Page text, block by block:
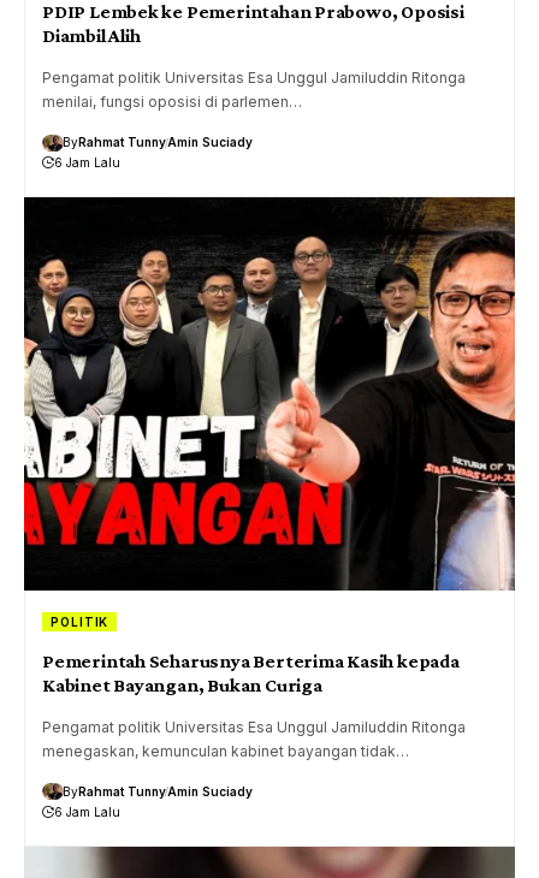
PDIP Lembek ke Pemerintahan Prabowo, Oposisi
Diambil Alih
Pengamat politik Universitas Esa Unggul Jamiluddin Ritonga
menilai, fungsi oposisi di parlemen…
ByRahmat TunnyAmin Suciady
6 Jam Lalu
POLITIK
Pemerintah Seharusnya Berterima Kasih kepada
Kabinet Bayangan, Bukan Curiga
Pengamat politik Universitas Esa Unggul Jamiluddin Ritonga
menegaskan, kemunculan kabinet bayangan tidak…
ByRahmat TunnyAmin Suciady
6 Jam Lalu